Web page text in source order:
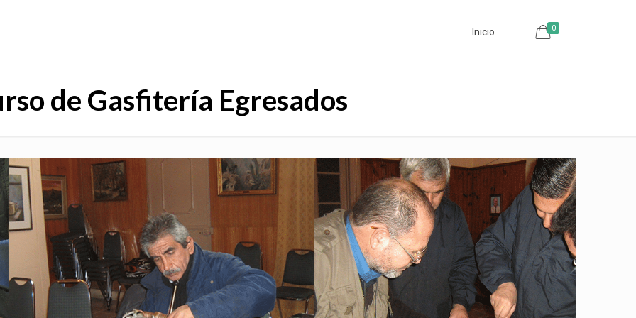
Inicio 0
de Gasfitería Egresados